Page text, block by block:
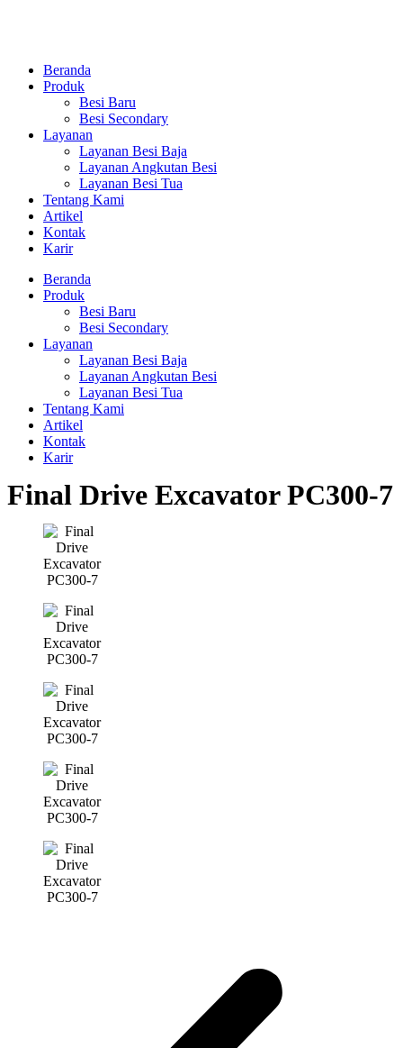
Beranda
Produk
Besi Baru
Besi Secondary
Layanan
Layanan Besi Baja
Layanan Angkutan Besi
Layanan Besi Tua
Tentang Kami
Artikel
Kontak
Karir
Beranda
Produk
Besi Baru
Besi Secondary
Layanan
Layanan Besi Baja
Layanan Angkutan Besi
Layanan Besi Tua
Tentang Kami
Artikel
Kontak
Karir
Final Drive Excavator PC300-7